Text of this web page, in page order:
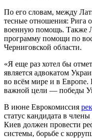
По его словам, между
тесные отношения: Рига
военную помощь. Также
программу помощи по
Черниговской области.
«Я еще раз хотел бы
является адвокатом
во всём мире и в Европе.
важной цели — победы
В июне Еврокомиссия
статус кандидата в
Киев должен провести
системы, борьбе с